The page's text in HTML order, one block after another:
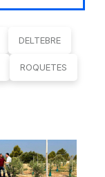
DELTEBRE
ROQUETES